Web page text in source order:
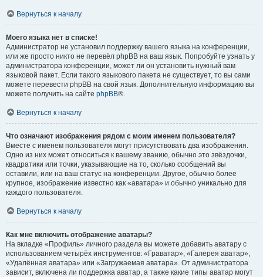
Вернуться к началу
Моего языка нет в списке!
Администратор не установил поддержку вашего языка на конференции,
или же просто никто не перевёл phpBB на ваш язык. Попробуйте узнать у
администратора конференции, может ли он установить нужный вам
языковой пакет. Если такого языкового пакета не существует, то вы сами
можете перевести phpBB на свой язык. Дополнительную информацию вы
можете получить на сайте phpBB®.
Вернуться к началу
Что означают изображения рядом с моим именем пользователя?
Вместе с именем пользователя могут присутствовать два изображения.
Одно из них может относиться к вашему званию, обычно это звёздочки,
квадратики или точки, указывающие на то, сколько сообщений вы
оставили, или на ваш статус на конференции. Другое, обычно более
крупное, изображение известно как «аватара» и обычно уникально для
каждого пользователя.
Вернуться к началу
Как мне включить отображение аватары?
На вкладке «Профиль» личного раздела вы можете добавить аватару с
использованием четырёх инструментов: «Граватар», «Галерея аватар»,
«Удалённая аватара» или «Загружаемая аватара». От администратора
зависит, включена ли поддержка аватар, а также какие типы аватар могут